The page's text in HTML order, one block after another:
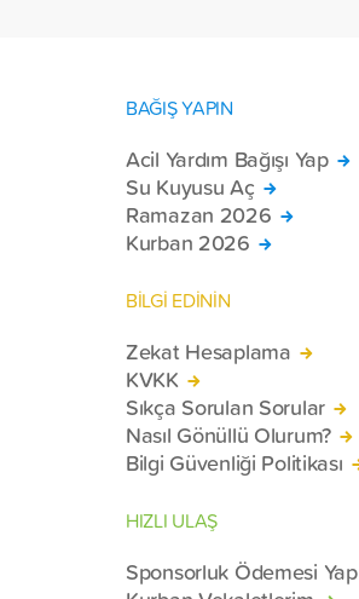
BAĞIŞ YAPIN
Acil Yardım Bağışı Yap
Su Kuyusu Aç
Ramazan 2026
Kurban 2026
BİLGİ EDİNİN
Zekat Hesaplama
KVKK
Sıkça Sorulan Sorular
Nasıl Gönüllü Olurum?
Bilgi Güvenliği Politikası
HIZLI ULAŞ
Sponsorluk Ödemesi Yap